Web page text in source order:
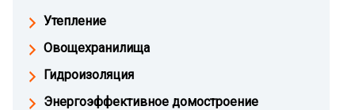
Утепление
Овощехранилища
Гидроизоляция
Энергоэффективное домостроение